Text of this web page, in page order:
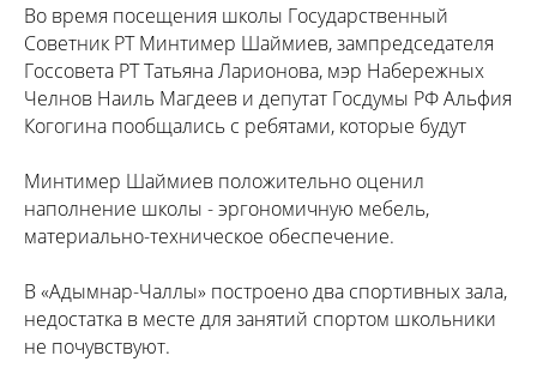
Во время посещения школы Государственный
Советник РТ Минтимер Шаймиев, зампредседателя
Госсовета РТ Татьяна Ларионова, мэр Набережных
Челнов Наиль Магдеев и депутат Госдумы РФ Альфия
Когогина пообщались с ребятами, которые будут
Минтимер Шаймиев положительно оценил
наполнение школы - эргономичную мебель,
материально-техническое обеспечение.
В «Адымнар-Чаллы» построено два спортивных зала,
недостатка в месте для занятий спортом школьники
не почувствуют.